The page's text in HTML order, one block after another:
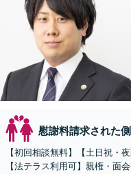
慰謝料請求された側
【初回相談無料】【土日祝・
【法テラス利用可】親権・面